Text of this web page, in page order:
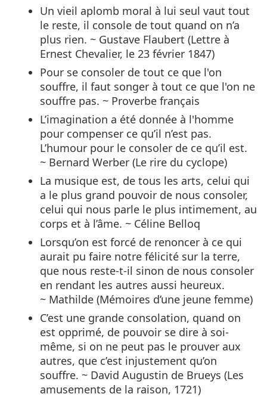
Un vieil aplomb moral à lui seul vaut tout
le reste, il console de tout quand on n’a
plus rien. ~ Gustave Flaubert (Lettre à
Ernest Chevalier, le 23 février 1847)
Pour se consoler de tout ce que l'on
souffre, il faut songer à tout ce que l'on ne
souffre pas. ~ Proverbe français
L’imagination a été donnée à l'homme
pour compenser ce qu’il n’est pas.
L’humour pour le consoler de ce qu’il est.
~ Bernard Werber (Le rire du cyclope)
La musique est, de tous les arts, celui qui
a le plus grand pouvoir de nous consoler,
celui qui nous parle le plus intimement, au
corps et à l’âme. ~ Céline Belloq
Lorsqu’on est forcé de renoncer à ce qui
aurait pu faire notre félicité sur la terre,
que nous reste-t-il sinon de nous consoler
en rendant les autres aussi heureux.
~ Mathilde (Mémoires d’une jeune femme)
C’est une grande consolation, quand on
est opprimé, de pouvoir se dire à soi-
même, si on ne peut pas le prouver aux
autres, que c’est injustement qu’on
souffre. ~ David Augustin de Brueys (Les
amusements de la raison, 1721)